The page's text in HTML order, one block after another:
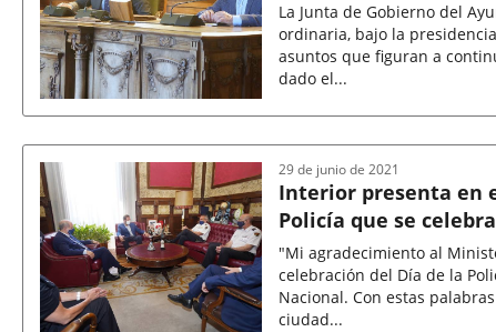
La Junta de Gobierno del
ordinaria, bajo la
asuntos que figuran a
dado el...
la
noticia
Interior presenta en
Policía que se
"Mi agradecimiento al
celebración del Día de la
Nacional. Con estas
ciudad...
29 de junio de 2021